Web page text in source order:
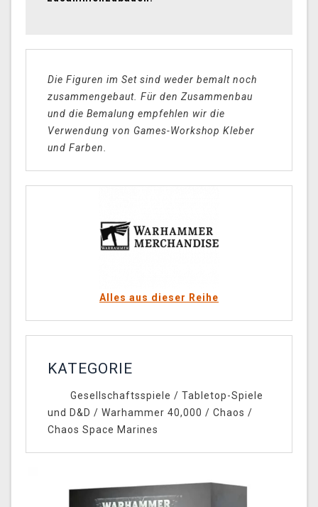
Die Figuren im Set sind weder bemalt noch
zusammengebaut. Für den Zusammenbau
und die Bemalung empfehlen wir die
Verwendung von Games-Workshop Kleber
und Farben.
Alles aus dieser Reihe
KATEGORIE
Gesellschaftsspiele / Tabletop-Spiele
und D&D / Warhammer 40,000 / Chaos /
Chaos Space Marines